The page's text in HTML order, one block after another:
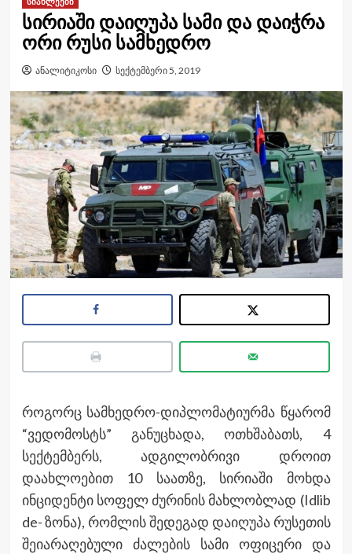
სირიაში დაიღუპა სამი და დაიჭრა
ორი რუსი სამხედრო
ანალიტიკოსი სექტემბერი 5, 2019
როგორც სამხედრო-დიპლომატიურმა წყარომ
“ვედომოსტს” განუცხადა, ოთხშაბათს, 4
სექტემბერს, ადგილობრივი დროით
დაახლოებით 10 საათზე, სირიაში მოხდა
ინციდენტი სოფელ ძურინის მახლობლად (Idlib
de- ზონა), რომლის შედეგად დაიღუპა რუსეთის
შეიარაღებული ძალების სამი ოფიცერი და